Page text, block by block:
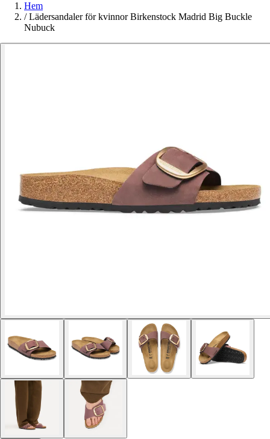
Hem
/ Lädersandaler för kvinnor Birkenstock Madrid Big Buckle
Nubuck